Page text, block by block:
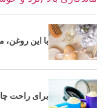
با این روغن،
برای راحت